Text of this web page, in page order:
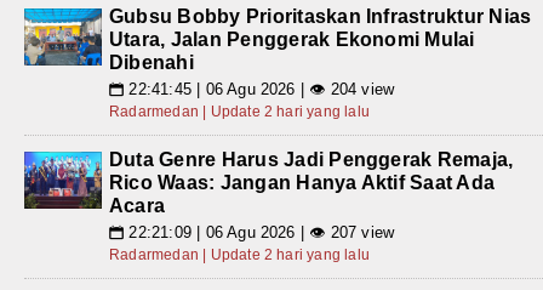
Gubsu Bobby Prioritaskan Infrastruktur Nias
Utara, Jalan Penggerak Ekonomi Mulai
Dibenahi
📅 22:41:45 | 06 Agu 2026 | 👁 204 view
Radarmedan | Update 2 hari yang lalu
Duta Genre Harus Jadi Penggerak Remaja,
Rico Waas: Jangan Hanya Aktif Saat Ada
Acara
📅 22:21:09 | 06 Agu 2026 | 👁 207 view
Radarmedan | Update 2 hari yang lalu